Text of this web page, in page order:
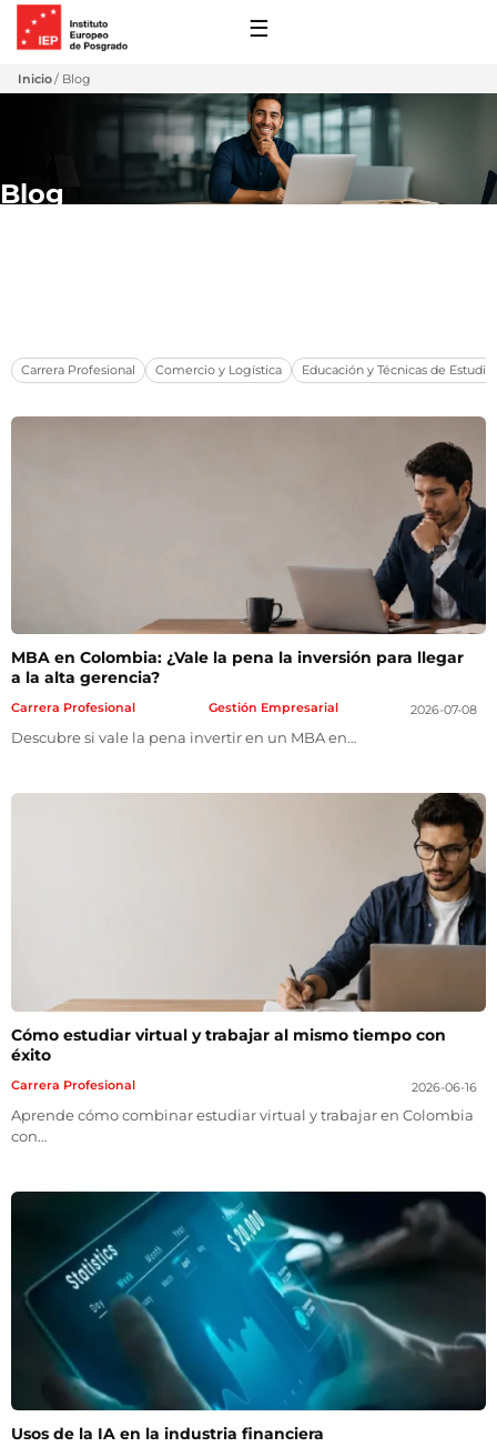
☰
de Extensión
Inicio Blog
Blog
Carrera Profesional Comercio y Logística Educación y Técnicas de Estudio
MBA en Colombia: ¿Vale la pena la inversión para llegar
a la alta gerencia?
Carrera Profesional Gestión Empresarial 2026-07-08
Descubre si vale la pena invertir en un MBA en…
Cómo estudiar virtual y trabajar al mismo tiempo con
éxito
Carrera Profesional 2026-06-16
Aprende cómo combinar estudiar virtual y trabajar en Colombia
con…
Usos de la IA en la industria financiera